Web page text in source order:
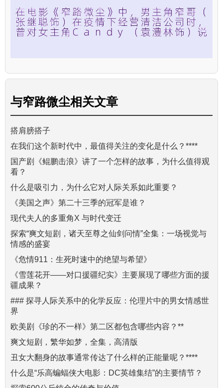
与窄路微尘相关文章
搭肩膀搭子
在我们这个新时代中，最值得关注的变化是什么？****
国产剧《鲲鹏击浪》讲了一个怎样的故事，为什么值得观
看？
什么是吸引力，为什么它对人际关系如此重要？
《美国之声》第二十三季的冠军是谁？
现代夫人的多重角X 与时代变迁
探索“爽文短剧，诸天至尊之仙剑问情”全集：一场视觉与
情感的盛宴
《危情911：生死时速中的绝望与希望》
《雪莲花开——对口援疆纪实》主要展现了哪些方面的援
疆成果？
### 探寻人际关系中的化学反应：伦理片中的男女情感世
界
欧美剧《珍的不一样》第二区都包含哪些内容？**
爽文短剧，繁华如梦，全集，高清版
丑女大翻身的故事通常传达了什么样的正能量呢？****
什么是“乐高蝙蝠侠大电影：DC英雄集结”的主要情节？